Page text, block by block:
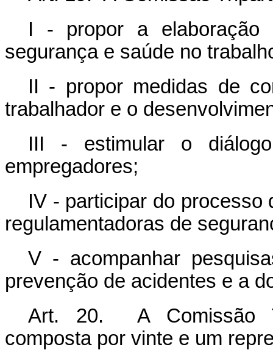
I - propor a
segurança e saúde no
II - propor medidas de
trabalhador e o
III - estimular o
empregadores;
IV - participar do processo
regulamentadoras de
V - acompanhar
prevenção de acidentes e a
Art. 20. A Comissão
composta por vinte e um